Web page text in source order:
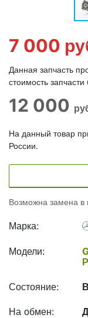
7 000
Данная запчасть
стоимость
12 000
На данный товар
России.
Возможна замена в
Марка:
Модели:
Состояние:
На обмен: